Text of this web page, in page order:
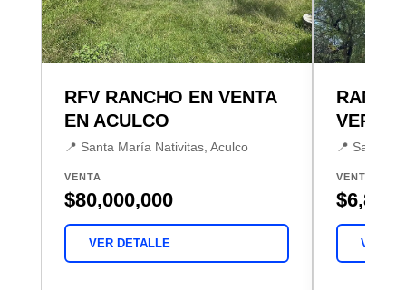
RFV RANCHO EN VENTA
EN ACULCO
📍 Santa María Nativitas, Aculco
VENTA
$80,000,000
VER DETALLE
VERDE
📍 San
VENTA
VER